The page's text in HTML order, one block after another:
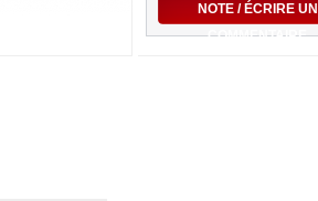
NOTE / ÉCRIRE UN
COMMENTAIRE